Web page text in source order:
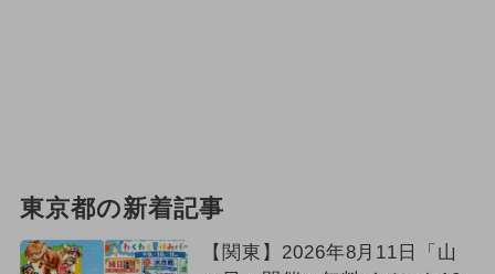
東京都の新着記事
【関東】2026年8月11日「山